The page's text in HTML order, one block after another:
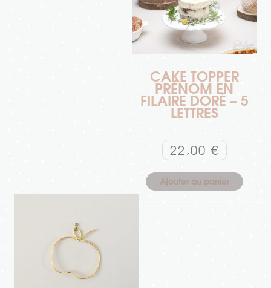
CAKE TOPPER
PRÉNOM EN
FILAIRE DORÉ – 5
LETTRES
22,00€
Ajouter au panier